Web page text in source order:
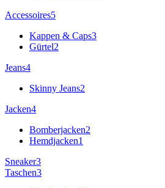
Accessoires5
Kappen & Caps3
Gürtel2
Jeans4
Skinny Jeans2
Jacken4
Bomberjacken2
Hemdjacken1
Sneaker3
Taschen3